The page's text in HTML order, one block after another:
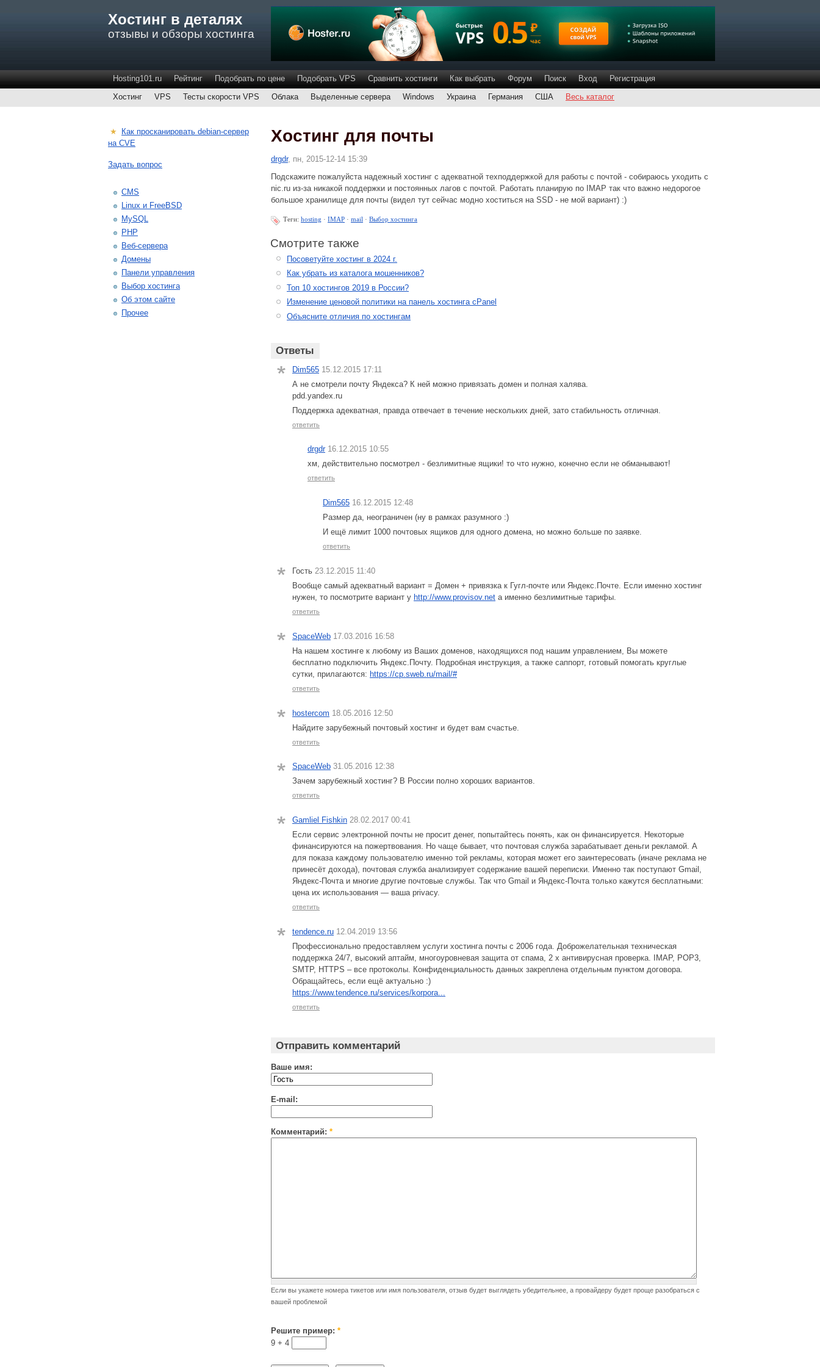
Хостинг в деталях
отзывы и обзоры хостинга
Hosting101.ru Рейтинг Подобрать по цене Подобрать VPS Сравнить хостинги Как выбрать Форум Поиск Вход
Регистрация
Хостинг
VPS Тесты скорости VPS Облака Выделенные сервера Windows Украина Германия США Весь каталог
Хостинг для почты
drgdr, пн, 2015-12-14 15:39
Подскажите пожалуйста надежный хостинг с адекватной техподдержкой для работы с почтой - собираюсь уходить с
nic.ru из-за никакой поддержки и постоянных лагов с почтой. Работать планирую по IMAP так что важно недорогое
большое хранилище для почты (видел тут сейчас модно хоститься на SSD - не мой вариант) :)
Теги: hosting · IMAP · mail · Выбор хостинга
Смотрите также
Посоветуйте хостинг в 2024 г.
Как убрать из каталога мошенников?
Топ 10 хостингов 2019 в России?
Изменение ценовой политики на панель хостинга cPanel
Объясните отличия по хостингам
Ответы
Dim565 15.12.2015 17:11
А не смотрели почту Яндекса? К ней можно привязать домен и полная халява.
pdd.yandex.ru
Поддержка адекватная, правда отвечает в течение нескольких дней, зато стабильность отличная.
ответить
drgdr 16.12.2015 10:55
хм, действительно посмотрел - безлимитные ящики! то что нужно, конечно если не обманывают!
ответить
Dim565 16.12.2015 12:48
Размер да, неограничен (ну в рамках разумного :)
И ещё лимит 1000 почтовых ящиков для одного домена, но можно больше по заявке.
ответить
Гость 23.12.2015 11:40
Вообще самый адекватный вариант = Домен + привязка к Гугл-почте или Яндекс.Почте. Если именно хостинг
нужен, то посмотрите вариант у http://www.provisov.net а именно безлимитные тарифы.
ответить
SpaceWeb 17.03.2016 16:58
На нашем хостинге к любому из Ваших доменов, находящихся под нашим управлением, Вы можете
бесплатно подключить Яндекс.Почту. Подробная инструкция, а также саппорт, готовый помогать круглые
сутки, прилагаются: https://cp.sweb.ru/mail/#
ответить
hostercom 18.05.2016 12:50
Найдите зарубежный почтовый хостинг и будет вам счастье.
ответить
SpaceWeb 31.05.2016 12:38
Зачем зарубежный хостинг? В России полно хороших вариантов.
ответить
Gamliel Fishkin 28.02.2017 00:41
Если сервис электронной почты не просит денег, попытайтесь понять, как он финансируется. Некоторые
финансируются на пожертвования. Но чаще бывает, что почтовая служба зарабатывает деньги рекламой. А
для показа каждому пользователю именно той рекламы, которая может его заинтересовать (иначе реклама не
принесёт дохода), почтовая служба анализирует содержание вашей переписки. Именно так поступают Gmail,
Яндекс-Почта и многие другие почтовые службы. Так что Gmail и Яндекс-Почта только кажутся бесплатными:
цена их использования — ваша privacy.
ответить
tendence.ru 12.04.2019 13:56
Профессионально предоставляем услуги хостинга почты с 2006 года. Доброжелательная техническая
поддержка 24/7, высокий аптайм, многоуровневая защита от спама, 2 x антивирусная проверка. IMAP, POP3,
SMTP, HTTPS – все протоколы. Конфиденциальность данных закреплена отдельным пунктом договора.
Обращайтесь, если ещё актуально :)
https://www.tendence.ru/services/korpora...
ответить
Отправить комментарий
Ваше имя:
E-mail:
Комментарий: *
Если вы укажете номера тикетов или имя пользователя, отзыв будет выглядеть убедительнее, а провайдеру будет проще разобраться с
вашей проблемой
Решите пример: *
9 + 4
★ Как просканировать debian-сервер
на CVE
Задать вопрос
CMS
Linux и FreeBSD
MySQL
PHP
Веб-сервера
Домены
Панели управления
Выбор хостинга
Об этом сайте
Прочее